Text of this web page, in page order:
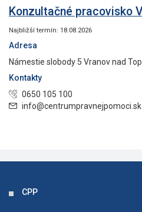
Konzultačné pracovisko
Najbližší termín: 18.08.2026
Adresa
Námestie slobody 5 Vranov nad
Kontakty
0650 105 100
info@centrumpravnejpomoci.sk
CPP